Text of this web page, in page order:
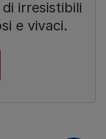
irresistibili
e vivaci.